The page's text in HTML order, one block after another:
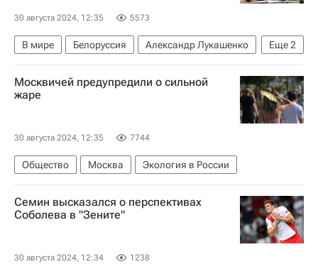
30 августа 2024, 12:35 5573
Еще2
В мире Белоруссия
Александр Лукашенко
Россия
Владимир Путин
Москвичей предупредили о сильной
жаре
30 августа 2024, 12:35 7744
Общество Москва Экология в России
Семин высказался о перспективах
Соболева в "Зените"
30 августа 2024, 12:34 1238